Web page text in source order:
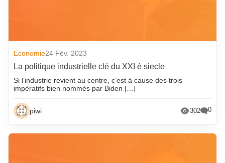
Economie24 Fév. 2023
La politique industrielle clé du XXI è siecle
Si l’industrie revient au centre, c’est à cause des trois
impératifs bien nommés par Biden […]
piwi 302 0